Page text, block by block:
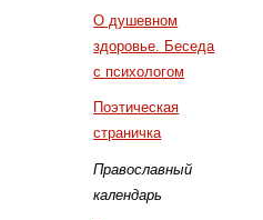
О душевном
здоровье. Беседа
с психологом
Поэтическая
страничка
Православный
календарь